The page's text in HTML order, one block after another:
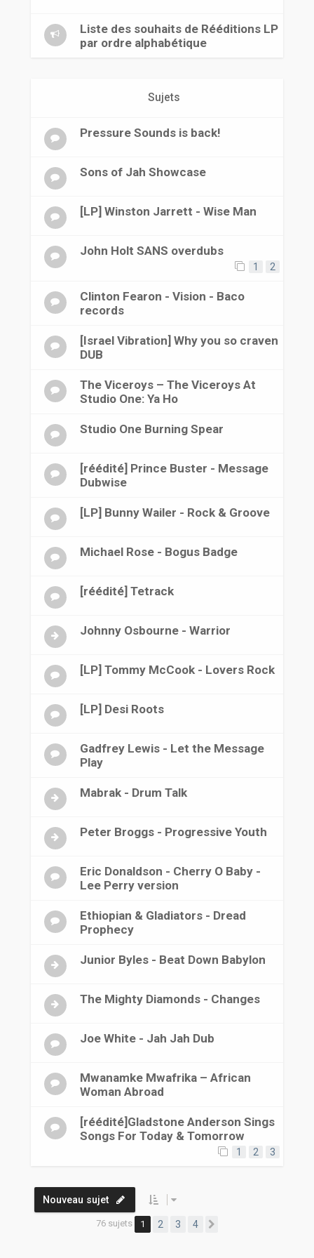
Liste des souhaits de Rééditions LP
par ordre alphabétique
Sujets
Pressure Sounds is back!
Sons of Jah Showcase
[LP] Winston Jarrett - Wise Man
John Holt SANS overdubs
1 2
Clinton Fearon - Vision - Baco
records
[Israel Vibration] Why you so craven
DUB
The Viceroys ‎– The Viceroys At
Studio One: Ya Ho
Studio One Burning Spear
[réédité] Prince Buster - Message
Dubwise
[LP] Bunny Wailer - Rock & Groove
Michael Rose - Bogus Badge
[réédité] Tetrack
Johnny Osbourne - Warrior
[LP] Tommy McCook - Lovers Rock
[LP] Desi Roots
Gadfrey Lewis - Let the Message
Play
Mabrak - Drum Talk
Peter Broggs - Progressive Youth
Eric Donaldson - Cherry O Baby -
Lee Perry version
Ethiopian & Gladiators - Dread
Prophecy
Junior Byles - Beat Down Babylon
The Mighty Diamonds - Changes
Joe White - Jah Jah Dub
Mwanamke Mwafrika ‎– African
Woman Abroad
[réédité]Gladstone Anderson Sings
Songs For Today & Tomorrow
1 2 3
Nouveau sujet
76 sujets 1 2 3 4